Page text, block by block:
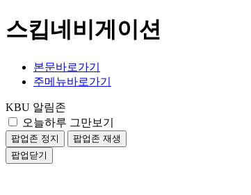
스킵네비게이션
본문바로가기
주메뉴바로가기
KBU 알림존
오늘하루 그만보기
팝업존 정지
팝업존 재생
팝업닫기